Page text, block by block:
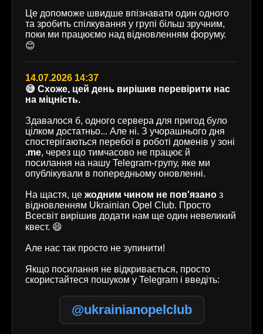
Це допоможе швидше впізнавати один одного
та зробить спілкування у групі більш зручним,
поки ми працюємо над відновленням форуму.
😊
14.07.2026 14:37
😅 Схоже, цей день вирішив перевірити нас
на міцність.
Здавалося б, одного сервера для пригод було
цілком достатньо... Але ні. З учорашнього дня
спостерігаються перебої в роботі доменів у зоні
.me, через що тимчасово не працює й
посилання на нашу Telegram-групу, яке ми
опублікували в попередньому оновленні.
На щастя, це жодним чином не пов'язано з
відновленням Ukrainian Opel Club. Просто
Всесвіт вирішив додати нам ще один невеликий
квест. 😄
Але нас так просто не зупинити!
Якщо посилання не відкривається, просто
скористайтеся пошуком у Telegram і введіть:
@ukrainianopelclub